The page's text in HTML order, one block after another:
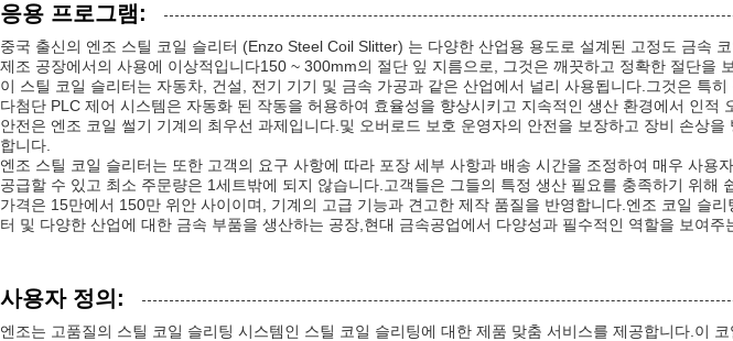
응용 프로그램:
중국 출신의 엔조 스틸 코일 슬리터 (Enzo Steel Coil Slitter) 는 다양한 산업용 용도로 설계된 고정도 금속
제조 공장에서의 사용에 이상적입니다150 ~ 300mm의 절단 잎 지름으로, 그것은 깨끗하고 정확한 절단을
이 스틸 코일 슬리터는 자동차, 건설, 전기 기기 및 금속 가공과 같은 산업에서 널리 사용됩니다.그것은 특
다첨단 PLC 제어 시스템은 자동화 된 작동을 허용하여 효율성을 향상시키고 지속적인 생산 환경에서 인적
안전은 엔조 코일 썰기 기계의 최우선 과제입니다.및 오버로드 보호 운영자의 안전을 보장하고 장비 손상
합니다.
엔조 스틸 코일 슬리터는 또한 고객의 요구 사항에 따라 포장 세부 사항과 배송 시간을 조정하여 매우 사
공급할 수 있고 최소 주문량은 1세트밖에 되지 않습니다.고객들은 그들의 특정 생산 필요를 충족하기 위해
가격은 15만에서 150만 위안 사이이며, 기계의 고급 기능과 견고한 제작 품질을 반영합니다.엔조 코일 슬
터 및 다양한 산업에 대한 금속 부품을 생산하는 공장,현대 금속공업에서 다양성과 필수적인 역할을 보여주
사용자 정의:
엔조는 고품질의 스틸 코일 슬리팅 시스템인 스틸 코일 슬리팅에 대한 제품 맞춤 서비스를 제공합니다.이